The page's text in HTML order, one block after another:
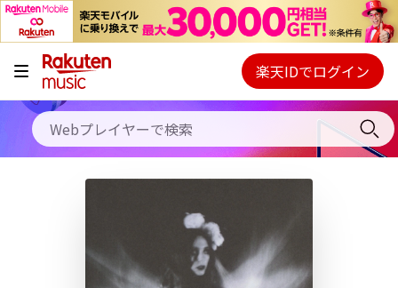
キャンペーン
料金プラン
使い方
Webプレイヤー
ご契約内容の確認・変更
楽天IDでログイン